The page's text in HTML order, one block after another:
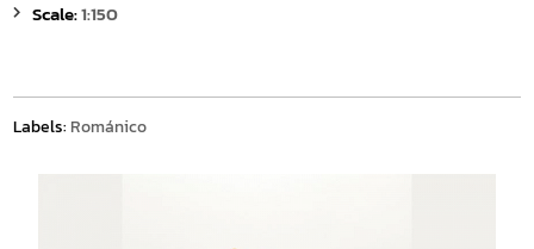
Scale:1:150
Labels: Románico